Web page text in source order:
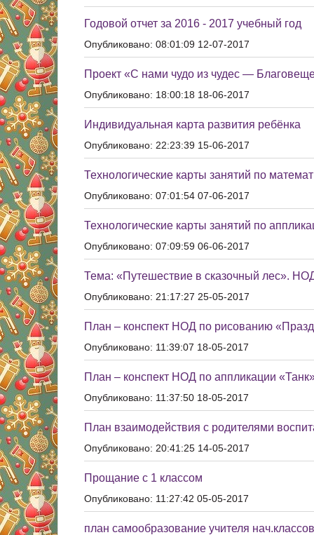
Годовой отчет за 2016 - 2017 учебный год
Опубликовано: 08:01:09 12-07-2017
Проект «С нами чудо из чудес —
Опубликовано: 18:00:18 18-06-2017
Индивидуальная карта развития ребёнка
Опубликовано: 22:23:39 15-06-2017
Технологические карты занятий по
Опубликовано: 07:01:54 07-06-2017
Технологические карты занятий по
Опубликовано: 07:09:59 06-06-2017
Тема: «Путешествие в сказочный лес».
Опубликовано: 21:17:27 25-05-2017
План – конспект НОД по рисованию
Опубликовано: 11:39:07 18-05-2017
План – конспект НОД по аппликации
Опубликовано: 11:37:50 18-05-2017
План взаимодействия с родителями
Опубликовано: 20:41:25 14-05-2017
Прощание с 1 классом
Опубликовано: 11:27:42 05-05-2017
план самообразование учителя нач.классов